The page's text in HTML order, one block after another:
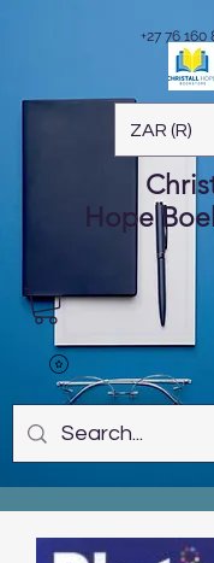
ZAR (R)
Hope
+27 76 160